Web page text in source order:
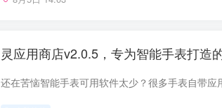
灵应用商店v2.0.5，专为智能手表打造